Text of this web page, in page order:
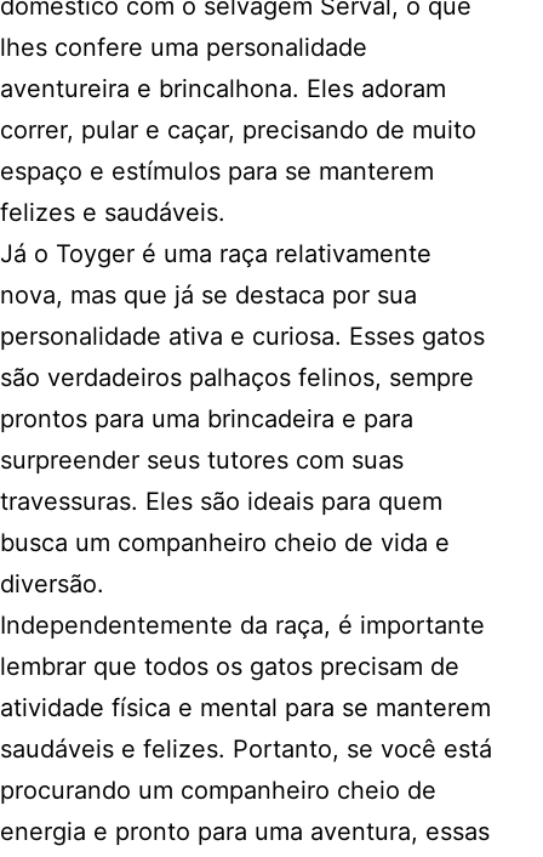
doméstico com o selvagem Serval, o que
lhes confere uma personalidade
aventureira e brincalhona. Eles adoram
correr, pular e caçar, precisando de muito
espaço e estímulos para se manterem
felizes e saudáveis.
Já o Toyger é uma raça relativamente
nova, mas que já se destaca por sua
personalidade ativa e curiosa. Esses gatos
são verdadeiros palhaços felinos, sempre
prontos para uma brincadeira e para
surpreender seus tutores com suas
travessuras. Eles são ideais para quem
busca um companheiro cheio de vida e
diversão.
Independentemente da raça, é importante
lembrar que todos os gatos precisam de
atividade física e mental para se manterem
saudáveis e felizes. Portanto, se você está
procurando um companheiro cheio de
energia e pronto para uma aventura, essas